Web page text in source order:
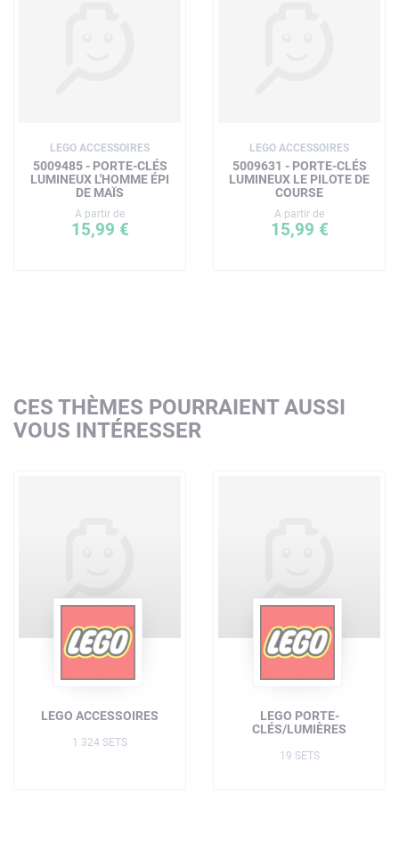
LEGO ACCESSOIRES
5009485 - PORTE-CLÉS
LUMINEUX L'HOMME ÉPI
DE MAÏS
A partir de
15,99 €
LEGO ACCESSOIRES
5009631 - PORTE-CLÉS
LUMINEUX LE PILOTE DE
COURSE
A partir de
15,99 €
CES THÈMES POURRAIENT AUSSI
VOUS INTÉRESSER
LEGO ACCESSOIRES
1 324 SETS
LEGO PORTE-
CLÉS/LUMIÈRES
19 SETS